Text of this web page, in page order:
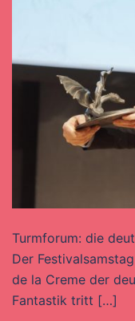
Turmforum: die
Der
de la Creme der
Fantastik tritt […]